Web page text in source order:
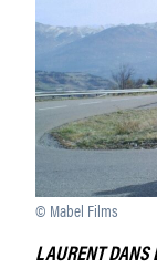
© Mabel Films
LAURENT DANS